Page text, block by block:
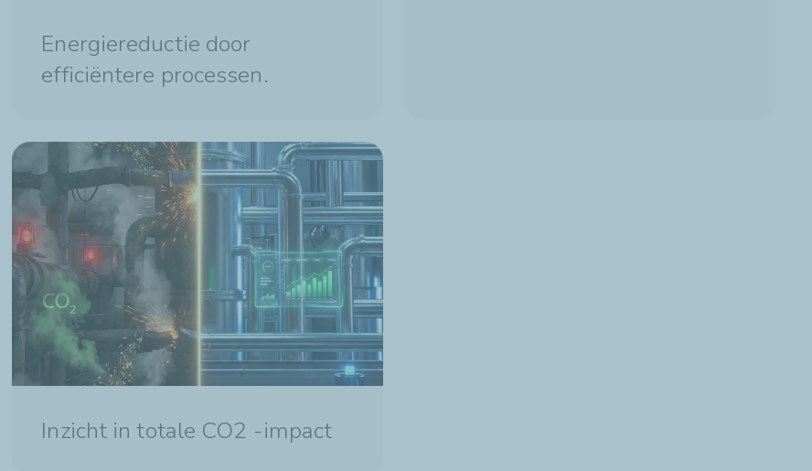
Energiereductie door
efficiëntere processen.
Inzicht in totale CO2 -impact